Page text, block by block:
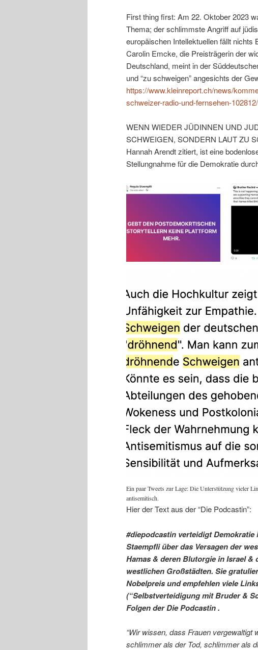
First thing first: Am 22. Oktober 2023
Thema; der schlimmste Angriff auf
europäischen Intellektuellen fällt nichts
Carolin Emcke, die Preisträgerin der
Deutschland, meint in der
und “zu schweigen” angesichts der
https://www.kleinreport.ch/news/
schweizer-radio-und-fernsehen-102812/
WENN WIEDER JÜDINNEN UND
SCHWEIGEN, SONDERN LAUT ZU
Hannah Arendt zitiert, ist eine
Stellungnahme für die Demokratie
Ein paar Tweets zur Lage: Die Unterstützung vieler
antisemitisch.
Hier der Text aus der “Die Podcastin”:
#diepodcastin verteidigt
Staempfli über das Versagen der
Hamas & deren Blutorgie in Israel
westlichen Großstädten. Sie
Nobelpreis und empfehlen viele
(“Selbstverteidigung mit Bruder &
Folgen der Die Podcastin .
“Wir wissen, dass Frauen vergewaltigt
schlimmer als der Tod, schlimmer als